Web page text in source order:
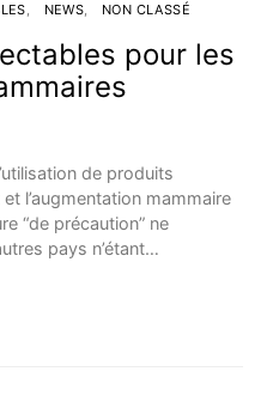
NEWS NON CLASSÉ
pour les
de produits
l’augmentation mammaire
“de précaution” ne
pays n’étant…